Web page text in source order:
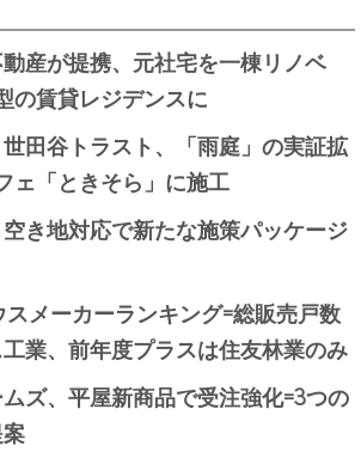
産が提携、元社宅を一棟リノベ
の賃貸レジデンスに
田谷トラスト、「雨庭」の実証拡
ェ「ときそら」に施工
き地対応で新たな施策パッケージ
メーカーランキング=総販売戸数
業、前年度プラスは住友林業のみ
ズ、平屋新商品で受注強化=3つの